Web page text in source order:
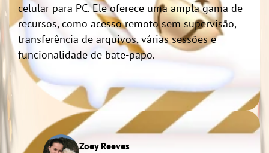
celular para PC. Ele oferece uma ampla gama de
recursos, como acesso remoto sem supervisão,
transferência de arquivos, várias sessões e
funcionalidade de bate-papo.
Zoey Reeves